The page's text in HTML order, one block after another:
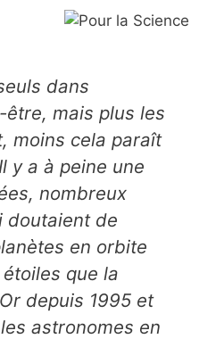
dans
être, mais plus les
moins cela paraît
y a à peine une
nombreux
doutaient de
en orbite
que la
depuis 1995 et
astronomes en